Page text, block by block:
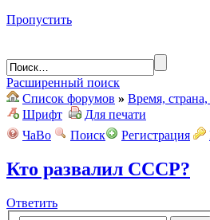
Пропустить
Расширенный поиск
Список форумов » Время, страна,
Шрифт
Для печати
ЧаВо
Поиск Регистрация
Кто развалил СССР?
Ответить